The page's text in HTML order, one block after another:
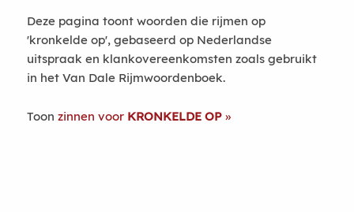
Deze pagina toont woorden die rijmen op
'kronkelde op', gebaseerd op Nederlandse
uitspraak en klankovereenkomsten zoals gebruikt
in het Van Dale Rijmwoordenboek.
Toon zinnen voor KRONKELDE OP